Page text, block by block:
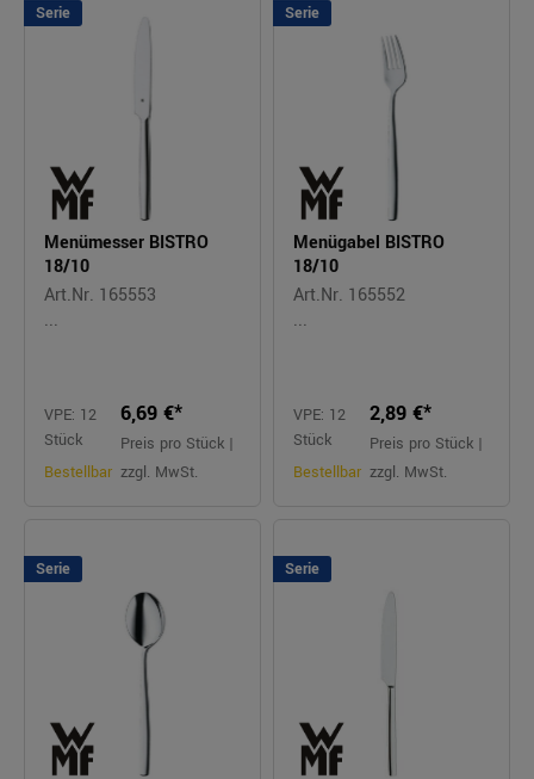
Serie
Menümesser BISTRO
18/10
Art.Nr. 165553
...
VPE: 12
Stück
Bestellbar
6,69 €*
Preis pro Stück |
zzgl. MwSt.
Serie
Menügabel BISTRO
18/10
Art.Nr. 165552
...
VPE: 12
Stück
Bestellbar
2,89 €*
Preis pro Stück |
zzgl. MwSt.
Serie Serie